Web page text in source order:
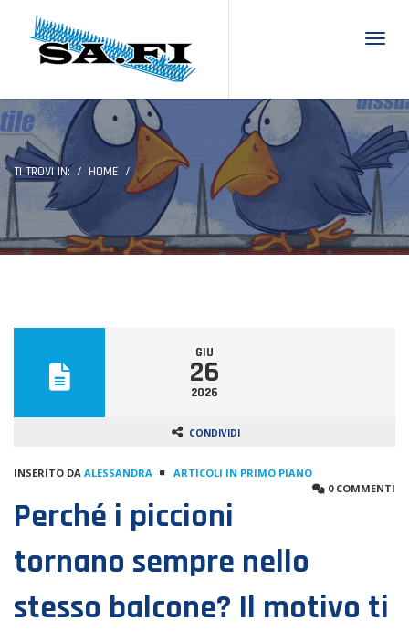
TI TROVI IN: HOME
GIU
26
2026
CONDIVIDI
INSERITO DA ALESSANDRA
ARTICOLI IN PRIMO PIANO
0 COMMENTI
Perché i piccioni
tornano sempre nello
stesso balcone? Il motivo ti